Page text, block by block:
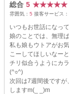
総合 5 ★★★★★
雰囲気： 5 接客サービス：
いつもお世話になって
娘のことでは、無理
私も娘もウトアがお
こーしてほしいなー
チリ似合うようにカ
(^○^)
次回は7週間後です
しますm(_ _)m